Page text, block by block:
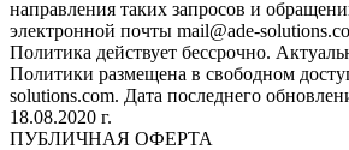
направления таких запросов и
электронной почты mail@ade-
Политика действует бессрочно.
Политики размещена в свободном
solutions.com. Дата последнего
18.08.2020 г.
ПУБЛИЧНАЯ ОФЕРТА